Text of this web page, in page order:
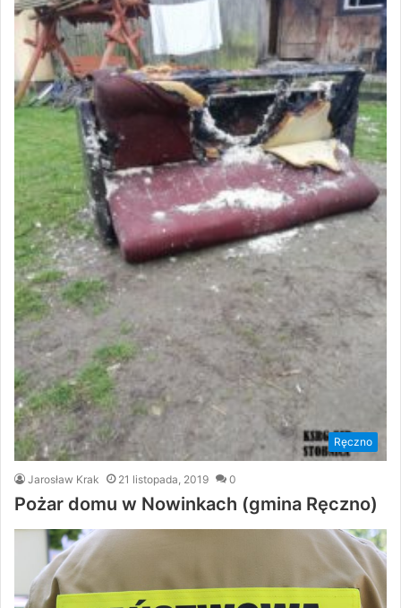
Ręczno
Jarosław Krak 21 listopada, 2019 0
Pożar domu w Nowinkach (gmina Ręczno)